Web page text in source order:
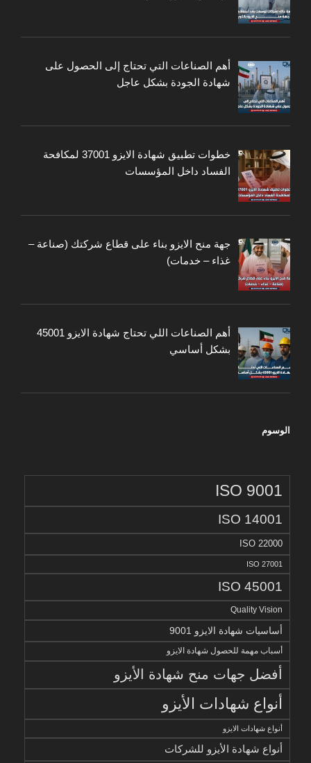
أهم الصناعات التي تحتاج إلى الحصول على
شهادة الجودة بشكل عاجل
خطوات تطبيق شهادة الايزو 37001 لمكافحة
الفساد داخل المؤسسات
جهة منح الايزو بناء على قطاع شركتك (صناعة –
غذاء – خدمات)
أهم الصناعات اللي تحتاج شهادة الايزو 45001
بشكل أساسي
الوسوم
ISO 9001
ISO 14001
ISO 22000
ISO 27001
ISO 45001
Quality Vision
أساسيات شهادة الايزو 9001
أسباب مهمة للحصول شهادة الايزو
أفضل جهات منح شهادة الأيزو
أنواع شهادات الأيزو
أنواع شهادات الايزو
أنواع شهادة الأيزو للشركات